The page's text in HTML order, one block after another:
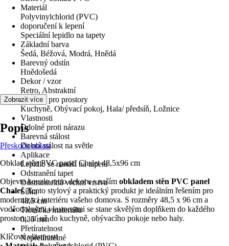
Materiál
Polyvinylchlorid (PVC)
doporučení k lepení
Speciální lepidlo na tapety
Základní barva
Šedá, Béžová, Modrá, Hnědá
Barevný odstín
Hnědošedá
Dekor / vzor
Retro, Abstraktní
Vhodné pro prostory
Kuchyně, Obývací pokoj, Hala/ předsíň, Ložnice
Vlastnosti
Odolné proti nárazu
Barevná stálost
Dobrá stálost na světle
Aplikace
Lepidlo se nanáší na tapetu
Odstranění tapet
Odstranitelná vrchní vrstva
Šířka
48,5 cm
Tloušťka materiálu
0,35 mm
Přetíratelnost
Nepřetíratelné
Zobrazit více
Popis
Přeskočit oblast
Obklad stěn PVC panel Chalet 48,5x96 cm
Objevte kouzlo retro dekoru s naším obkladem stěn PVC panel
Chalet. Tento stylový a praktický produkt je ideálním řešením pro
modernizaci interiéru vašeho domova. S rozměry 48,5 x 96 cm a
voděodolnými vlastnostmi se stane skvělým doplňkem do každého
prostoru, ať už do kuchyně, obývacího pokoje nebo haly.
Klíčové vlastnosti